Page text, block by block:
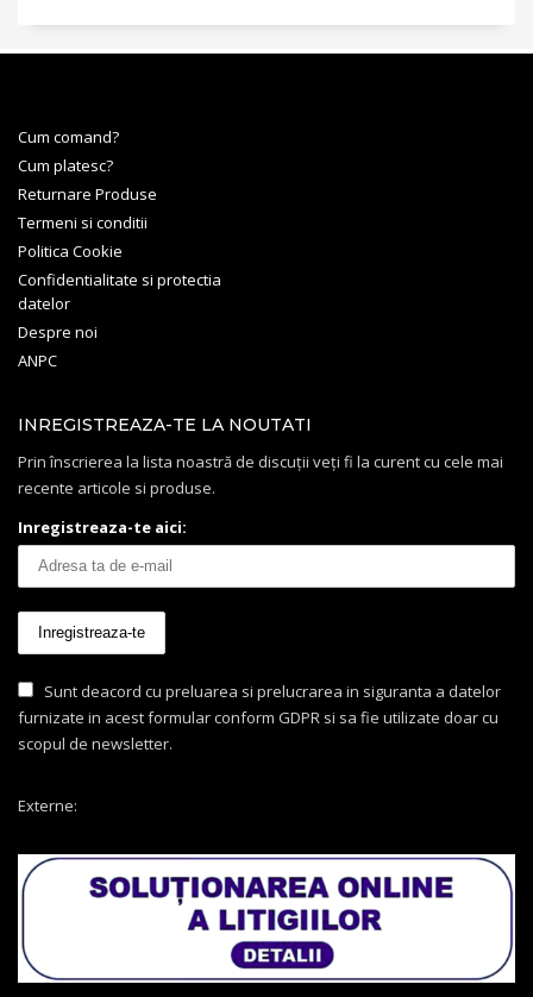
Cum comand?
Cum platesc?
Returnare Produse
Termeni si conditii
Politica Cookie
Confidentialitate si protectia
datelor
Despre noi
ANPC
INREGISTREAZA-TE LA NOUTATI
Prin înscrierea la lista noastră de discuții veți fi la curent cu cele mai
recente articole si produse.
Inregistreaza-te aici:
Sunt deacord cu preluarea si prelucrarea in siguranta a datelor
furnizate in acest formular conform GDPR si sa fie utilizate doar cu
scopul de newsletter.
Externe: